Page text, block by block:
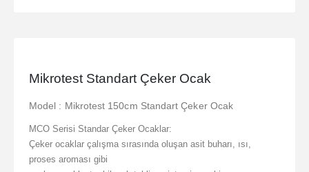
Mikrotest Standart Çeker Ocak
Model : Mikrotest 150cm Standart Çeker Ocak
MCO Serisi Standar Çeker Ocaklar:
Çeker ocaklar çalışma sırasında oluşan asit buharı, ısı,
proses aroması gibi